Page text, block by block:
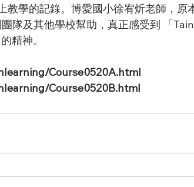
教學的記錄。博愛國小徐宥炘老師，原
隊及其他學校幫助，真正感受到 「
精神。
Course0520A.html
Course0520B.html